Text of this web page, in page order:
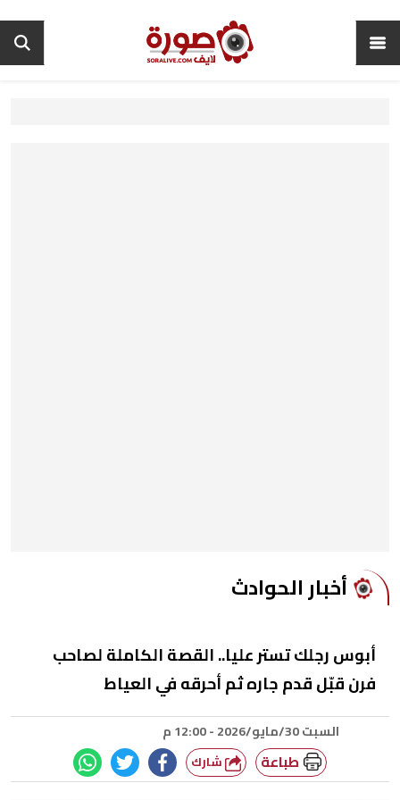
أخبار الحوادث
أبوس رجلك تستر عليا.. القصة الكاملة لصاحب
فرن قبّل قدم جاره ثم أحرقه في العياط
السبت 30/مايو/2026 - 12:00 م
طباعة